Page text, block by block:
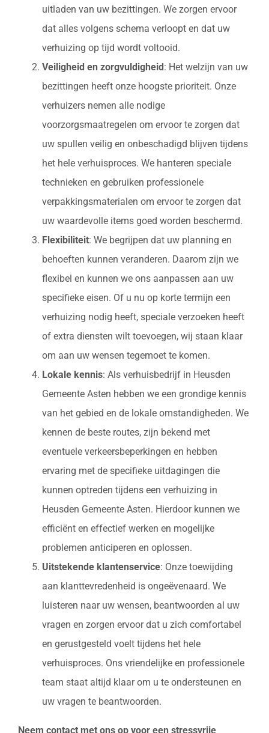
uitladen van uw bezittingen. We zorgen ervoor
dat alles volgens schema verloopt en dat uw
verhuizing op tijd wordt voltooid.
Veiligheid en zorgvuldigheid : Het welzijn van uw
bezittingen heeft onze hoogste prioriteit. Onze
verhuizers nemen alle nodige
voorzorgsmaatregelen om ervoor te zorgen dat
uw spullen veilig en onbeschadigd blijven tijdens
het hele verhuisproces. We hanteren speciale
technieken en gebruiken professionele
verpakkingsmaterialen om ervoor te zorgen dat
uw waardevolle items goed worden beschermd.
Flexibiliteit: We begrijpen dat uw planning en
behoeften kunnen veranderen. Daarom zijn we
flexibel en kunnen we ons aanpassen aan uw
specifieke eisen. Of u nu op korte termijn een
verhuizing nodig heeft, speciale verzoeken heeft
of extra diensten wilt toevoegen, wij staan klaar
om aan uw wensen tegemoet te komen.
Lokale kennis: Als verhuisbedrijf in Heusden
Gemeente Asten hebben we een grondige kennis
van het gebied en de lokale omstandigheden. We
kennen de beste routes, zijn bekend met
eventuele verkeersbeperkingen en hebben
ervaring met de specifieke uitdagingen die
kunnen optreden tijdens een verhuizing in
Heusden Gemeente Asten. Hierdoor kunnen we
efficiënt en effectief werken en mogelijke
problemen anticiperen en oplossen.
Uitstekende klantenservice: Onze toewijding
aan klanttevredenheid is ongeëvenaard. We
luisteren naar uw wensen, beantwoorden al uw
vragen en zorgen ervoor dat u zich comfortabel
en gerustgesteld voelt tijdens het hele
verhuisproces. Ons vriendelijke en professionele
team staat altijd klaar om u te ondersteunen en
uw vragen te beantwoorden.
Neem contact met ons op voor een stressvrije